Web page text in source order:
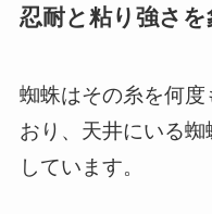
忍耐と粘り強さを
蜘蛛はその糸を何
おり、天井にいる蜘
しています。